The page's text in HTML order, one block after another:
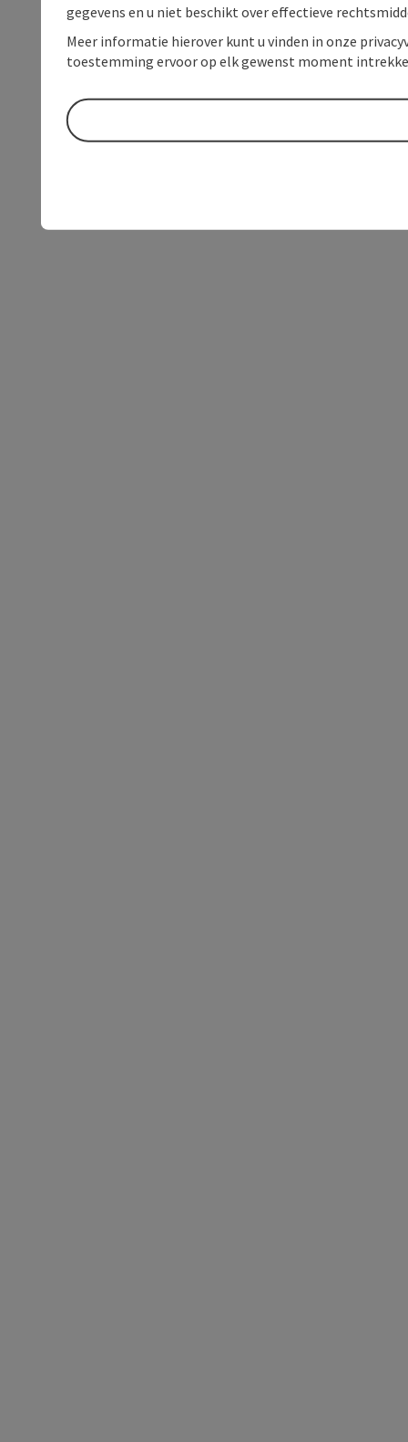
gegevens en u niet beschikt over effectieve
Meer informatie hierover kunt u vinden in onze
toestemming ervoor op elk gewenst moment